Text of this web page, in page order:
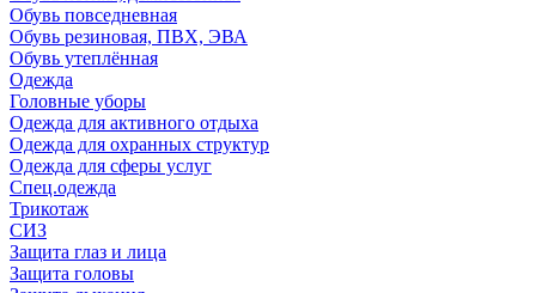
Обувь повседневная
Обувь резиновая, ПВХ, ЭВА
Обувь утеплённая
Одежда
Головные уборы
Одежда для активного отдыха
Одежда для охранных структур
Одежда для сферы услуг
Спец.одежда
Трикотаж
СИЗ
Защита глаз и лица
Защита головы